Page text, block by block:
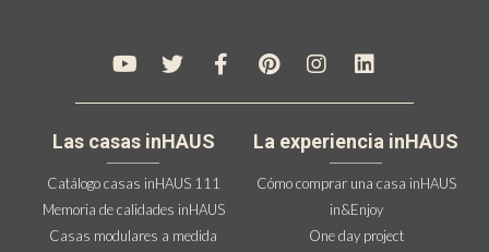
Las casas inHAUS
Catálogo casas inHAUS 111
Memoria de calidades inHAUS
Casas modulares a medida
La experiencia inHAUS
Cómo comprar una casa inHAUS
in&Enjoy
One day project